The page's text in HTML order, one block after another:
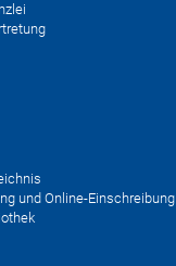
und Online-Einschreibung